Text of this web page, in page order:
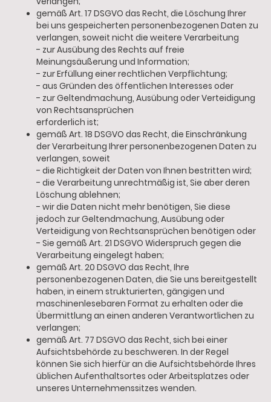
gemäß Art. 17 DSGVO das Recht, die Löschung Ihrer
bei uns gespeicherten personenbezogenen Daten zu
verlangen, soweit nicht die weitere Verarbeitung
- zur Ausübung des Rechts auf freie
Meinungsäußerung und Information;
- zur Erfüllung einer rechtlichen Verpflichtung;
- aus Gründen des öffentlichen Interesses oder
- zur Geltendmachung, Ausübung oder Verteidigung
von Rechtsansprüchen
erforderlich ist;
gemäß Art. 18 DSGVO das Recht, die Einschränkung
der Verarbeitung Ihrer personenbezogenen Daten zu
verlangen, soweit
- die Richtigkeit der Daten von Ihnen bestritten wird;
- die Verarbeitung unrechtmäßig ist, Sie aber deren
Löschung ablehnen;
- wir die Daten nicht mehr benötigen, Sie diese
jedoch zur Geltendmachung, Ausübung oder
Verteidigung von Rechtsansprüchen benötigen oder
- Sie gemäß Art. 21 DSGVO Widerspruch gegen die
Verarbeitung eingelegt haben;
gemäß Art. 20 DSGVO das Recht, Ihre
personenbezogenen Daten, die Sie uns bereitgestellt
haben, in einem strukturierten, gängigen und
maschinenlesebaren Format zu erhalten oder die
Übermittlung an einen anderen Verantwortlichen zu
verlangen;
gemäß Art. 77 DSGVO das Recht, sich bei einer
Aufsichtsbehörde zu beschweren. In der Regel
können Sie sich hierfür an die Aufsichtsbehörde Ihres
üblichen Aufenthaltsortes oder Arbeitsplatzes oder
unseres Unternehmenssitzes wenden.